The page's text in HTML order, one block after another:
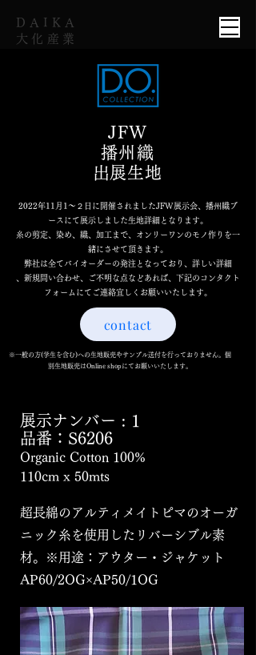
​DAIKA
大化産業
JFW
播州織
​出展生地
2022年11月1〜２日に開催されましたJFW展示会、播州織ブ
ースにて展示しました生地詳細となります。
糸の剪定、染め、織、加工まで、オンリーワンのモノ作りを一
緒にさせて頂きます。
弊社は全てバイオーダーの発注となっており 、詳しい詳細
​、新規問い合わせ、ご不明な点などあれば、下記のコンタクト
フォームにてご連絡宜しくお願いいたします。
contact
※一般の方(学生を含む)への生地販売やサンプル送付を行っておりません。個
別生地販売はOnline shopにてお願いいたします。
展示ナンバー : 1
品番：S6206
Organic Cotton 100%
110cm x 50mts
超長綿のアルティメイトピマのオーガ
ニック糸を使用したリバーシブル素
材。※用途：アウター・ジャケット
AP60/2OG×AP50/1OG